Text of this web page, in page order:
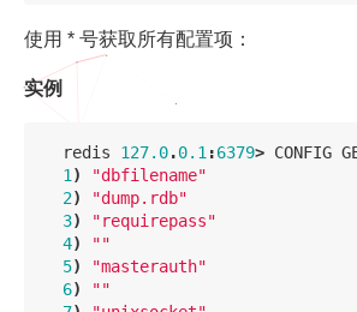
使用 * 号获取所有配置项：
实例
redis 127.0.0.1 :6379> CONFIG
1 )
"dbfilename"
2)
"dump.rdb"
3)
"requirepass"
4)
""
5)
"masterauth"
6)
""